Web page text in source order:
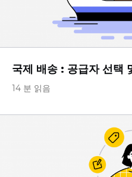
국제 배송 : 공급자 선택
14 분 읽음